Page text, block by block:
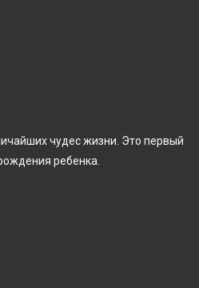
чудес жизни. Это первый
ребенка.